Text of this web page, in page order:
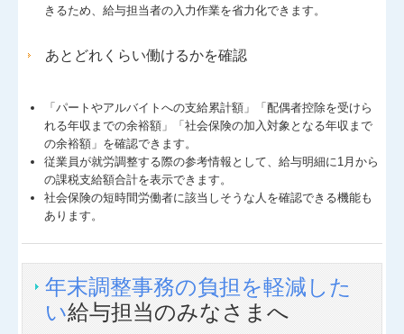
きるため、給与担当者の入力作業を省力化できます。
あとどれくらい働けるかを確認
「パートやアルバイトへの支給累計額」「配偶者控除を受けら
れる年収までの余裕額」「社会保険の加入対象となる年収まで
の余裕額」を確認できます。
従業員が就労調整する際の参考情報として、給与明細に1月から
の課税支給額合計を表示できます。
社会保険の短時間労働者に該当しそうな人を確認できる機能も
あります。
年末調整事務の負担を軽減した
い給与担当のみなさまへ